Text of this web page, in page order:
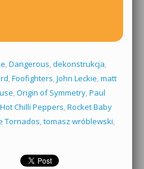
, Dangerous, dekonstrukcja,
, Foofighters, John Leckie, matt
, Origin of Symmetry, Paul
Chilli Peppers, Rocket Baby
Tornados, tomasz wróblewski,